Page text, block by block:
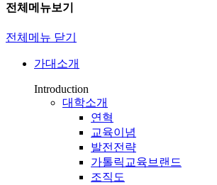
전체메뉴보기
전체메뉴 닫기
가대소개
Introduction
대학소개
연혁
교육이념
발전전략
가톨릭교육브랜드
조직도